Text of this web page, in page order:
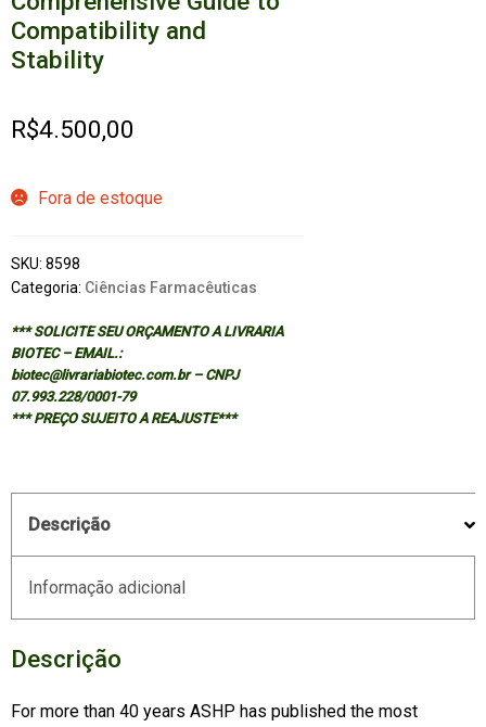
Compatibility and
Stability
R$4.500,00
Fora de estoque
SKU: 8598
Categoria: Ciências Farmacêuticas
*** SOLICITE SEU ORÇAMENTO A LIVRARIA
BIOTEC – EMAIL.:
biotec@livrariabiotec.com.br – CNPJ
07.993.228/0001-79
*** PREÇO SUJEITO A REAJUSTE***
Descrição
Informação adicional
Descrição
For more than 40 years ASHP has published the most